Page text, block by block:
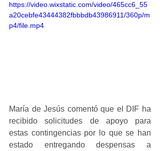
https://video.wixstatic.com/video/465cc6_55
a20cebfe43444382fbbbdb43986911/360p/m
p4/file.mp4
María de Jesús comentó que el DIF ha
recibido solicitudes de apoyo para
estas contingencias por lo que se han
estado entregando despensas a